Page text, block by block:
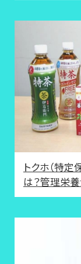
トクホ（特
は？管理栄